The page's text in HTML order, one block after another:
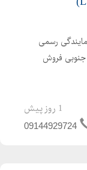
رسمی
جنوبی فروش
شوند و کاربردهای
1 روز پیش
09144929724